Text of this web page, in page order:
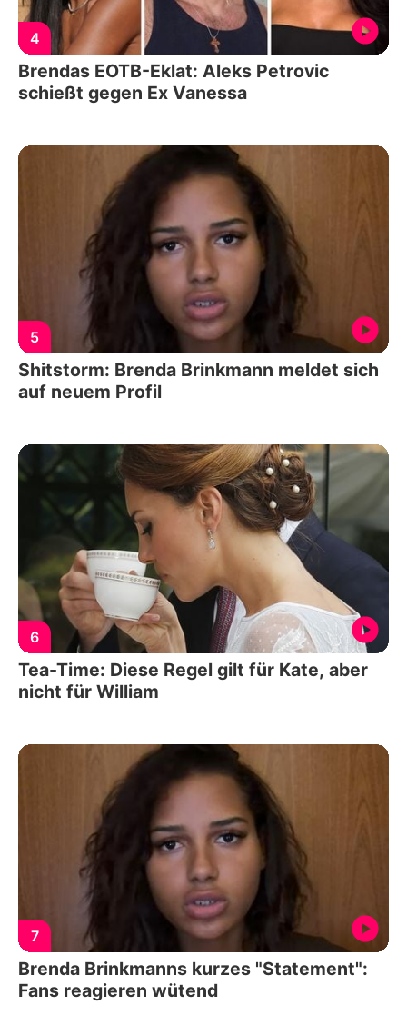
4
Brendas EOTB-Eklat: Aleks Petrovic
schießt gegen Ex Vanessa
5
Shitstorm: Brenda Brinkmann meldet sich
auf neuem Profil
6
Tea-Time: Diese Regel gilt für Kate, aber
nicht für William
7
Brenda Brinkmanns kurzes "Statement":
Fans reagieren wütend